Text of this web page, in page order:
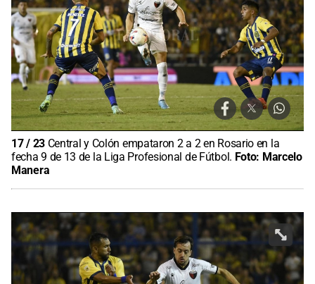
17/ 23 Central y Colón empataron 2 a 2 en Rosario en la
fecha 9 de 13 de la Liga Profesional de Fútbol. Foto: Marcelo
Manera